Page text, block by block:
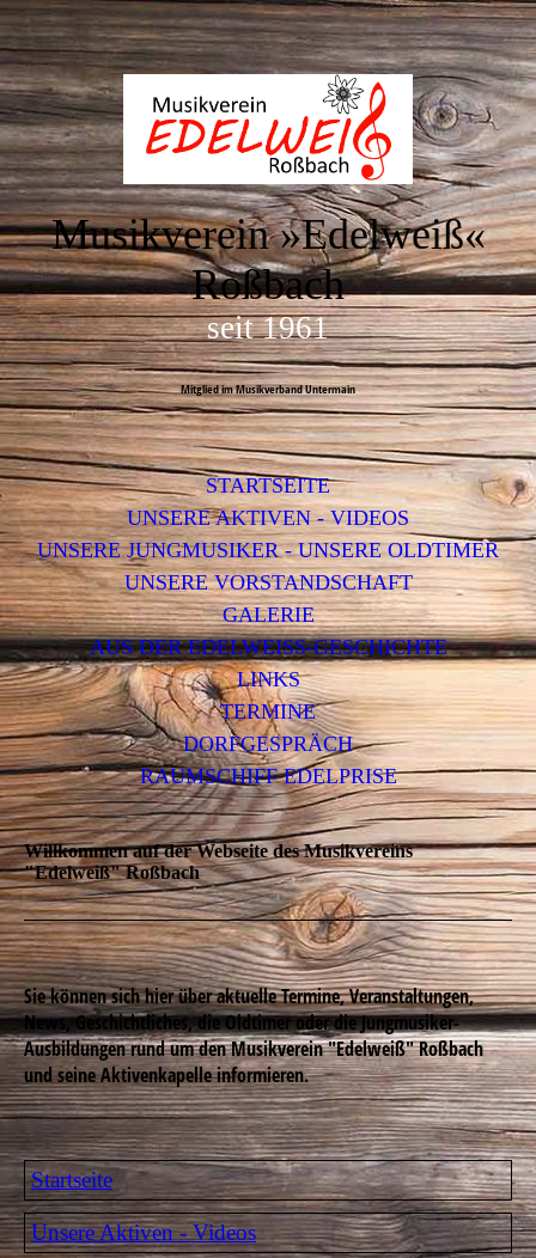
Musikverein »Edelweiß«
Roßbach
seit 1961
Mitglied im Musikverband Untermain
STARTSEITE
UNSERE AKTIVEN - VIDEOS
UNSERE JUNGMUSIKER - UNSERE OLDTIMER
UNSERE VORSTANDSCHAFT
GALERIE
AUS DER EDELWEISS-GESCHICHTE
LINKS
TERMINE
DORFGESPRÄCH
RAUMSCHIFF EDELPRISE
Willkommen auf der Webseite des Musikvereins
"Edelweiß" Roßbach
Sie können sich hier über aktuelle Termine, Veranstaltungen,
News, Geschichtliches, die Oldtimer oder die Jungmusiker-
Ausbildungen rund um den Musikverein "Edelweiß" Roßbach
und seine Aktivenkapelle informieren.
Startseite
Unsere Aktiven - Videos